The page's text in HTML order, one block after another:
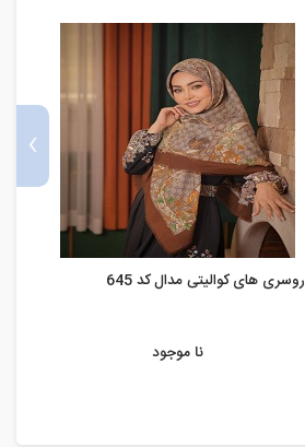
روسری های کوالیتی مدال کد 645
نا موجود
›